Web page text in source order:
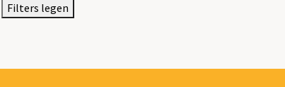
Filters legen